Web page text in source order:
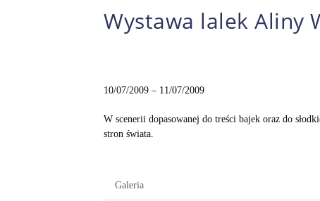
Wystawa lalek Aliny
10/07/2009 – 11/07/2009
W scenerii dopasowanej do treści bajek oraz do
stron świata.
Galeria